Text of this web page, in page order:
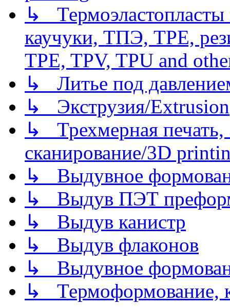
↳
каучуки, ТПЭ, TPE,
TPE, TPV, TPU and
↳ Литье под
↳ Экструзия/Extrusion
↳ Трехмерная
сканирование/3D
↳ Выдувное
↳ Выдув ПЭТ
↳ Выдув канистр
↳ Выдув флаконов
↳ Выдувное
↳ Термоформование,